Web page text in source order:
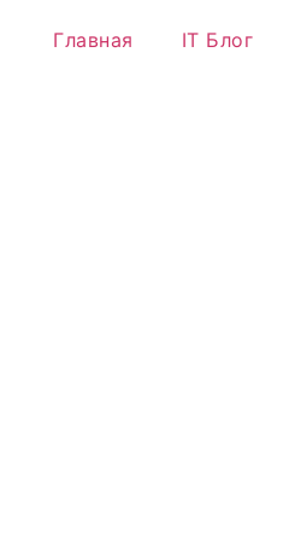
Главная IT Блог